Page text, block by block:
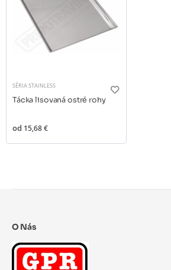
SÉRIA STAINLESS
Tácka lisovaná ostré rohy
od 15,68 €
O Nás